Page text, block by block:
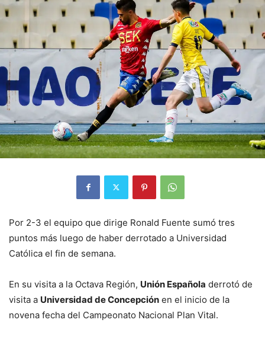
Por 2-3 el equipo que dirige Ronald Fuente sumó tres
puntos más luego de haber derrotado a Universidad
Católica el fin de semana.
En su visita a la Octava Región, Unión Española derrotó de
visita a Universidad de Concepción en el inicio de la
novena fecha del Campeonato Nacional Plan Vital.